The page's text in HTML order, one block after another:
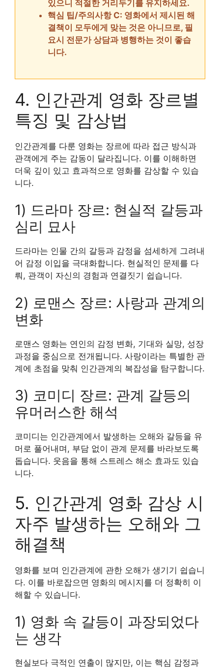
있으니 적절한 거리두기를 유지하세요.
핵심 팁/주의사항 C: 영화에서 제시된 해
결책이 모두에게 맞는 것은 아니므로, 필
요시 전문가 상담과 병행하는 것이 좋습
니다.
4. 인간관계 영화 장르별
특징 및 감상법
인간관계를 다룬 영화는 장르에 따라 접근 방식과
관객에게 주는 감동이 달라집니다. 이를 이해하면
더욱 깊이 있고 효과적으로 영화를 감상할 수 있습
니다.
1) 드라마 장르: 현실적 갈등과
심리 묘사
드라마는 인물 간의 갈등과 감정을 섬세하게 그려내
어 감정 이입을 극대화합니다. 현실적인 문제를 다
뤄, 관객이 자신의 경험과 연결짓기 쉽습니다.
2) 로맨스 장르: 사랑과 관계의
변화
로맨스 영화는 연인의 감정 변화, 기대와 실망, 성장
과정을 중심으로 전개됩니다. 사랑이라는 특별한 관
계에 초점을 맞춰 인간관계의 복잡성을 탐구합니다.
3) 코미디 장르: 관계 갈등의
유머러스한 해석
코미디는 인간관계에서 발생하는 오해와 갈등을 유
머로 풀어내며, 부담 없이 관계 문제를 바라보도록
돕습니다. 웃음을 통해 스트레스 해소 효과도 있습
니다.
5. 인간관계 영화 감상 시
자주 발생하는 오해와 그
해결책
영화를 보며 인간관계에 관한 오해가 생기기 쉽습니
다. 이를 바로잡으면 영화의 메시지를 더 정확히 이
해할 수 있습니다.
1) 영화 속 갈등이 과장되었다
는 생각
현실보다 극적인 연출이 많지만, 이는 핵심 감정과